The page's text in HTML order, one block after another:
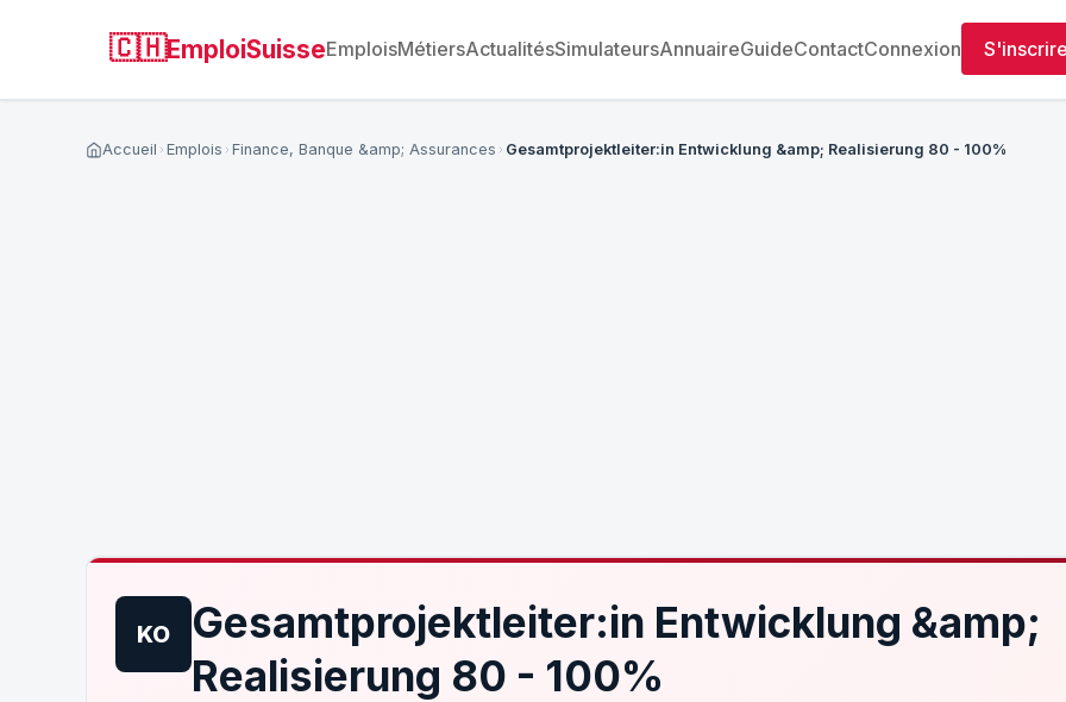
🇨🇭EmploiSuisseEmploisMétiersActualitésSimulateursAnnuaireGuideContactConnexion
Accueil Emplois Finance, Banque &amp; Assurances Gesamtprojektleiter:in Entwicklung &amp; Realisierung 80 - 100%
KO
Gesamtprojektleiter:in Entwicklung &amp;
Realisierung 80 - 100%